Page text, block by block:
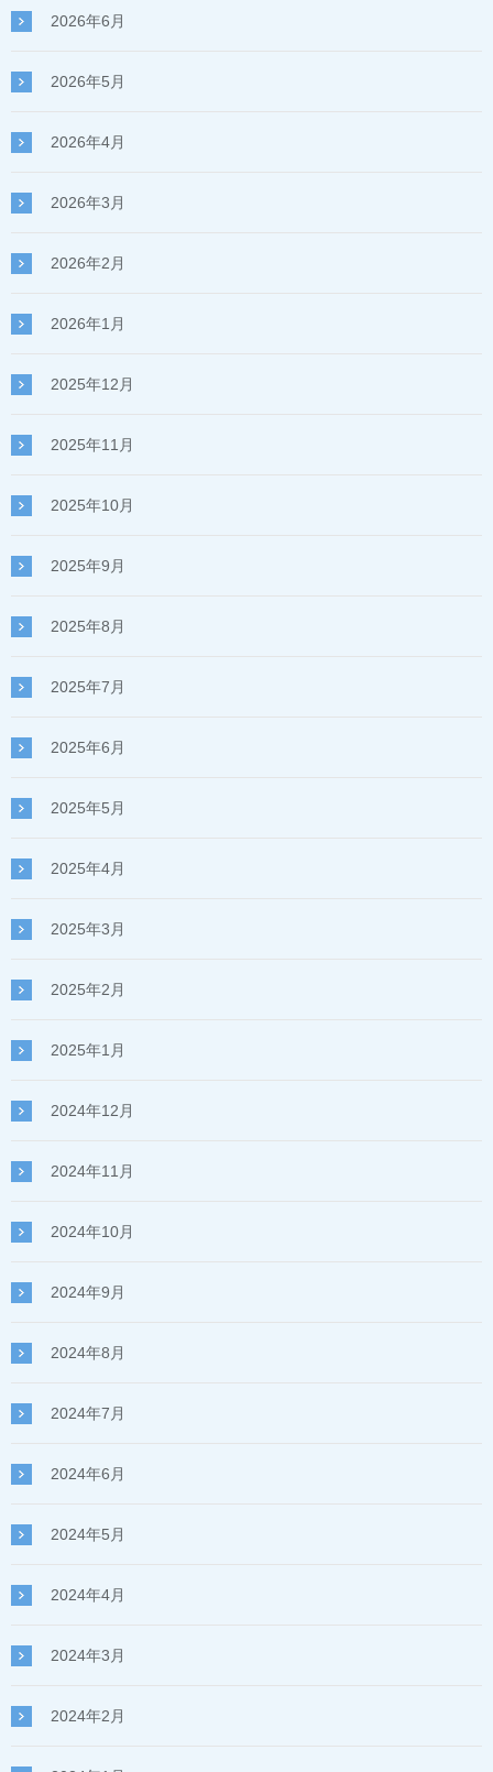
2026年6月
2026年5月
2026年4月
2026年3月
2026年2月
2026年1月
2025年12月
2025年11月
2025年10月
2025年9月
2025年8月
2025年7月
2025年6月
2025年5月
2025年4月
2025年3月
2025年2月
2025年1月
2024年12月
2024年11月
2024年10月
2024年9月
2024年8月
2024年7月
2024年6月
2024年5月
2024年4月
2024年3月
2024年2月